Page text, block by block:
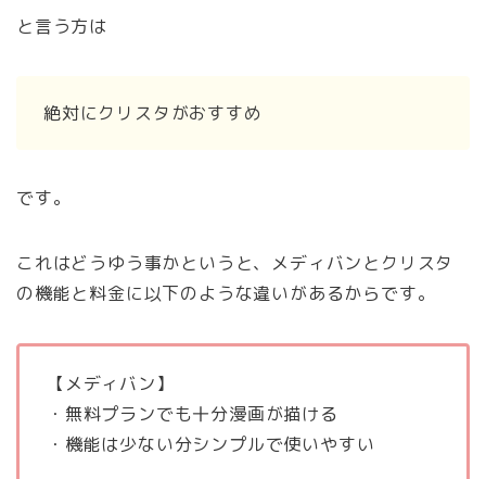
と言う方は
絶対にクリスタがおすすめ
です。
これはどうゆう事かというと、メディバンとクリスタ
の機能と料金に以下のような違いがあるからです。
【メディバン】
・無料プランでも十分漫画が描ける
・機能は少ない分シンプルで使いやすい